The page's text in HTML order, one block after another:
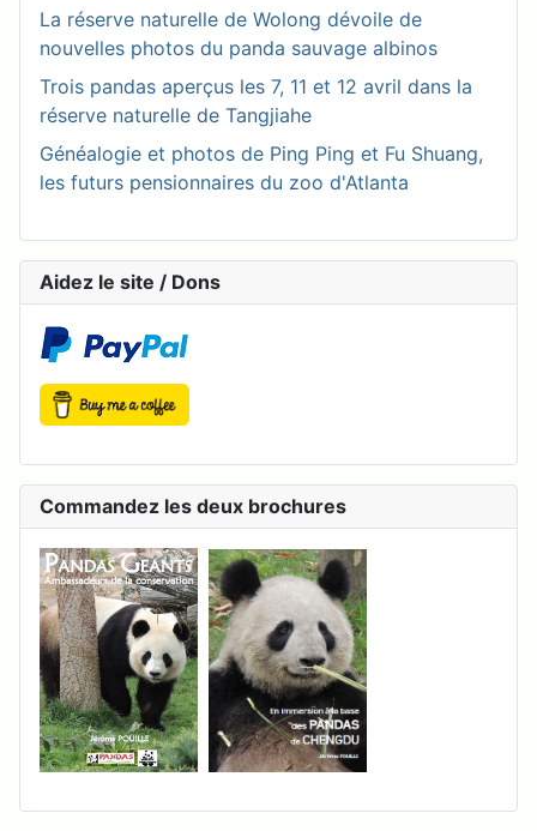
La réserve naturelle de Wolong dévoile de
nouvelles photos du panda sauvage albinos
Trois pandas aperçus les 7, 11 et 12 avril dans la
réserve naturelle de Tangjiahe
Généalogie et photos de Ping Ping et Fu Shuang,
les futurs pensionnaires du zoo d'Atlanta
Aidez le site / Dons
Commandez les deux brochures